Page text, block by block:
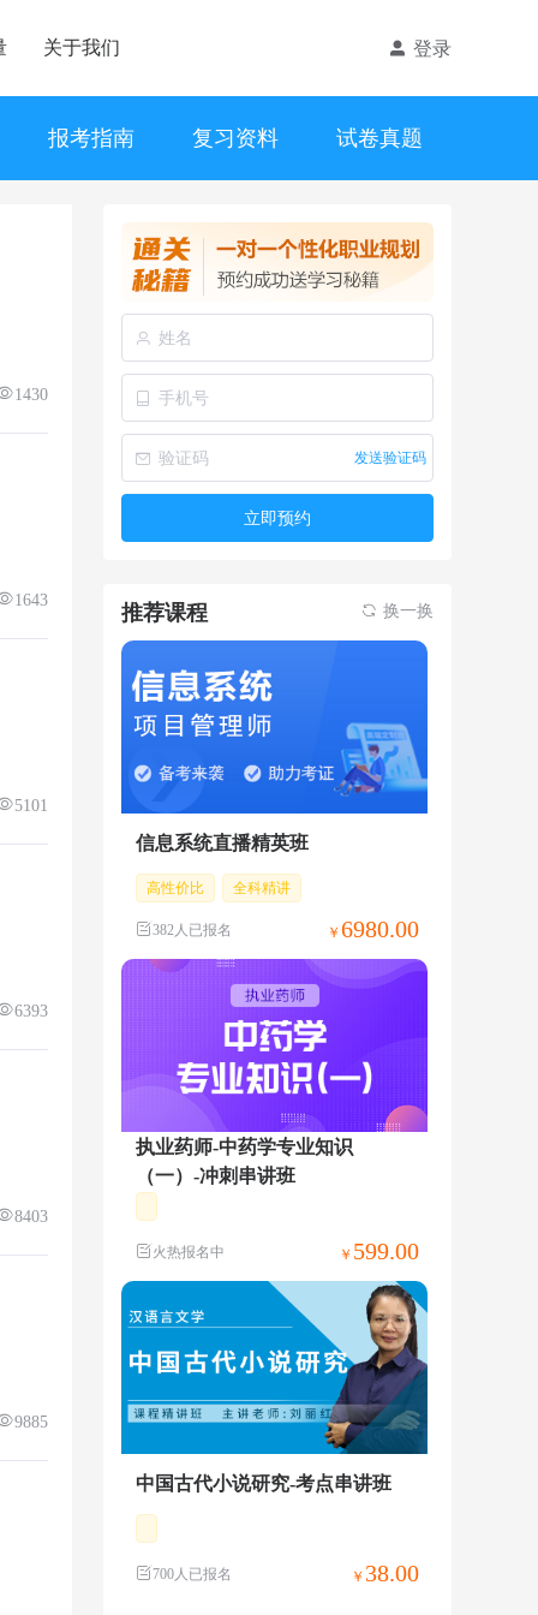
关于我们 登录
报考指南 复习资料 试卷真题
1430
1643
5101
6393
8403
9885
发送验证码
立即预约
推荐课程 换一换
信息系统直播精英班
高性价比 全科精讲
382人已报名 ￥ 6980.00
执业药师-中药学专业知识
（一）-冲刺串讲班
火热报名中 ￥ 599.00
中国古代小说研究-考点串讲班
700人已报名 ￥ 38.00